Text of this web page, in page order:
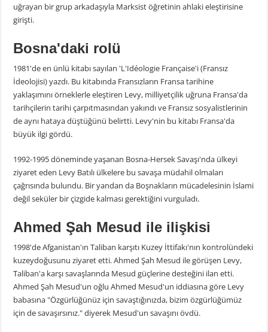
uğrayan bir grup arkadaşıyla Marksist öğretinin ahlaki eleştirisine
girişti.
Bosna'daki rolü
1981'de en ünlü kitabı sayılan 'L'Idéologie Française'i (Fransız
İdeolojisi) yazdı. Bu kitabında Fransızların Fransa tarihine
yaklaşımını örneklerle eleştiren Levy, milliyetçilik uğruna Fransa'da
tarihçilerin tarihi çarpıtmasından yakındı ve Fransız sosyalistlerinin
de aynı hataya düştüğünü belirtti. Levy'nin bu kitabı Fransa'da
büyük ilgi gördü.
1992-1995 döneminde yaşanan Bosna-Hersek Savaşı'nda ülkeyi
ziyaret eden Levy Batılı ülkelere bu savaşa müdahil olmaları
çağrısında bulundu. Bir yandan da Boşnakların mücadelesinin İslami
değil seküler bir çizgide kalması gerektiğini vurguladı.
Ahmed Şah Mesud ile ilişkisi
1998'de Afganistan'ın Taliban karşıtı Kuzey İttifakı'nın kontrolündeki
kuzeydoğusunu ziyaret etti. Ahmed Şah Mesud ile görüşen Levy,
Taliban'a karşı savaşlarında Mesud güçlerine desteğini ilan etti.
Ahmed Şah Mesud'un oğlu Ahmed Mesud'un iddiasına göre Levy
babasına "Özgürlüğünüz için savaştığınızda, bizim özgürlüğümüz
için de savaşırsınız." diyerek Mesud'un savaşını övdü.